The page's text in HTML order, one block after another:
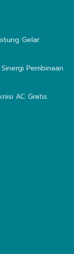
Gelar
Pembinaan
AC Gratis